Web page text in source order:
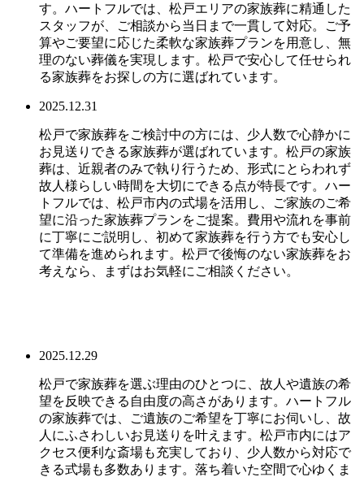
す。ハートフルでは、松戸エリアの家族葬に精通した
スタッフが、ご相談から当日まで一貫して対応。ご予
算やご要望に応じた柔軟な家族葬プランを用意し、無
理のない葬儀を実現します。松戸で安心して任せられ
る家族葬をお探しの方に選ばれています。
2025.12.31
松戸で家族葬をご検討中の方には、少人数で心静かに
お見送りできる家族葬が選ばれています。松戸の家族
葬は、近親者のみで執り行うため、形式にとらわれず
故人様らしい時間を大切にできる点が特長です。ハー
トフルでは、松戸市内の式場を活用し、ご家族のご希
望に沿った家族葬プランをご提案。費用や流れを事前
に丁寧にご説明し、初めて家族葬を行う方でも安心し
て準備を進められます。松戸で後悔のない家族葬をお
考えなら、まずはお気軽にご相談ください。
2025.12.29
松戸で家族葬を選ぶ理由のひとつに、故人や遺族の希
望を反映できる自由度の高さがあります。ハートフル
の家族葬では、ご遺族のご希望を丁寧にお伺いし、故
人にふさわしいお見送りを叶えます。松戸市内にはア
クセス便利な斎場も充実しており、少人数から対応で
きる式場も多数あります。落ち着いた空間で心ゆくま